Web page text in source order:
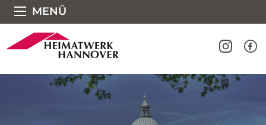
Direkt zum Seiteninhalt springen
MENÜ